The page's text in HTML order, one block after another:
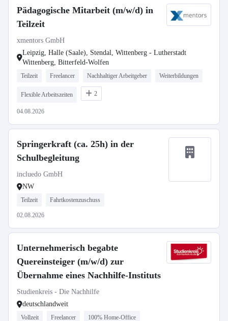
Pädagogische Mitarbeit (m/w/d) in
Teilzeit
xmentors GmbH
Leipzig, Halle (Saale), Stendal, Wittenberg - Lutherstadt
Wittenberg, Bitterfeld-Wolfen
Teilzeit Freelancer Nachhaltiger Arbeitgeber Weiterbildungen
Flexible Arbeitszeiten 2
04.08.2026
Springerkraft (ca. 25h) in der
Schulbegleitung
incluedo GmbH
NW
Teilzeit Fahrtkostenzuschuss
02.08.2026
Unternehmerisch begabte
Quereinsteiger (m/w/d) zur
Übernahme eines Nachhilfe-Instituts
Studienkreis - Die Nachhilfe
deutschlandweit
Vollzeit Freelancer 100% Home-Office